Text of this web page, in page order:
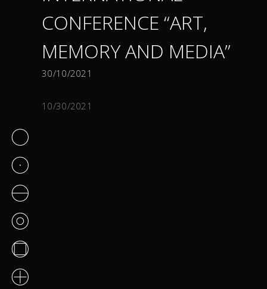
CONFERENCE “ART,
MEMORY AND MEDIA”
30/10/2021
10/30/2021